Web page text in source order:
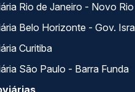
Rio de Janeiro - Novo Rio
Belo Horizonte - Gov.
Curitiba
São Paulo - Barra Funda